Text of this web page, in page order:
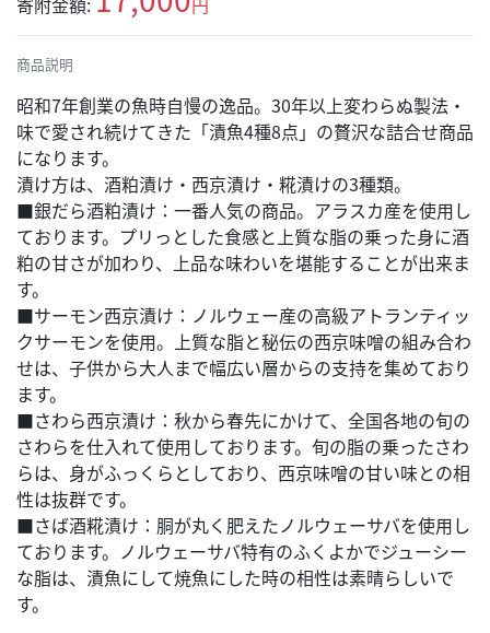
商品説明
昭和7年創業の魚時自慢の逸品。30年以上変わらぬ製法・
味で愛され続けてきた「漬魚4種8点」の贅沢な詰合せ商品
になります。
漬け方は、酒粕漬け・西京漬け・糀漬けの3種類。
■銀だら酒粕漬け：一番人気の商品。アラスカ産を使用し
ております。プリっとした食感と上質な脂の乗った身に酒
粕の甘さが加わり、上品な味わいを堪能することが出来ま
す。
■サーモン西京漬け：ノルウェー産の高級アトランティッ
クサーモンを使用。上質な脂と秘伝の西京味噌の組み合わ
せは、子供から大人まで幅広い層からの支持を集めており
ます。
■さわら西京漬け：秋から春先にかけて、全国各地の旬の
さわらを仕入れて使用しております。旬の脂の乗ったさわ
らは、身がふっくらとしており、西京味噌の甘い味との相
性は抜群です。
■さば酒糀漬け：胴が丸く肥えたノルウェーサバを使用し
ております。ノルウェーサバ特有のふくよかでジューシー
な脂は、漬魚にして焼魚にした時の相性は素晴らしいで
す。